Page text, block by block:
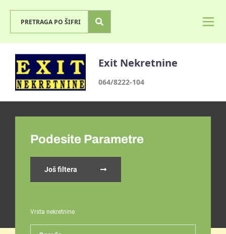
Exit Nekretnine
064/8222-104
Podesite Parametre
Još filtera
Vrsta nekretnine